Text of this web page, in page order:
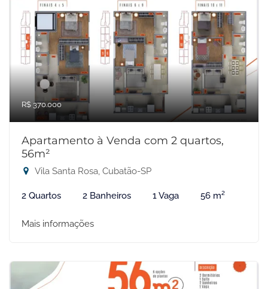
R$ 370.000
Apartamento à Venda com 2 quartos,
56m²
Vila Santa Rosa, Cubatão-SP
2 Quartos 2 Banheiros 1 Vaga 56 m²
Mais informações